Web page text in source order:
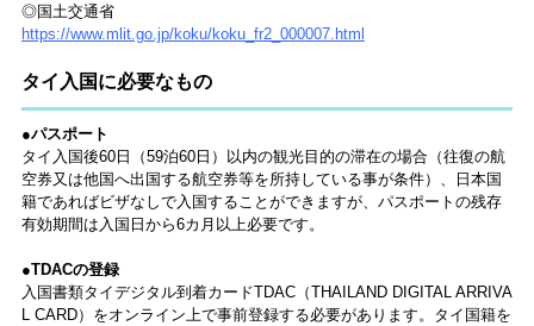
◎国土交通省
https://www.mlit.go.jp/koku/koku_fr2_000007.html
タイ入国に必要なもの
●パスポート
タイ入国後60日（59泊60日）以内の観光目的の滞在の場合（往復の航
空券又は他国へ出国する航空券等を所持している事が条件）、日本国
籍であればビザなしで入国することができますが、パスポートの残存
有効期間は入国日から6カ月以上必要です。
●TDACの登録
入国書類タイデジタル到着カードTDAC（THAILAND DIGITAL ARRIVA
L CARD）をオンライン上で事前登録する必要があります。タイ国籍を